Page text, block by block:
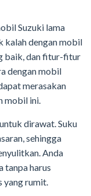
Suzuki lama
kalah dengan mobil
baik, dan fitur-fitur
dengan mobil
merasakan
mobil ini.
dirawat. Suku
sehingga
Anda
tanpa harus
yang rumit.